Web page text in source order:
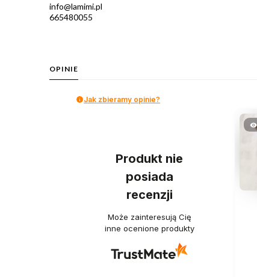
info@lamimi.pl
665480055
OPINIE
Jak zbieramy opinie?
Produkt nie
posiada
recenzji
Może zainteresują Cię
inne ocenione produkty